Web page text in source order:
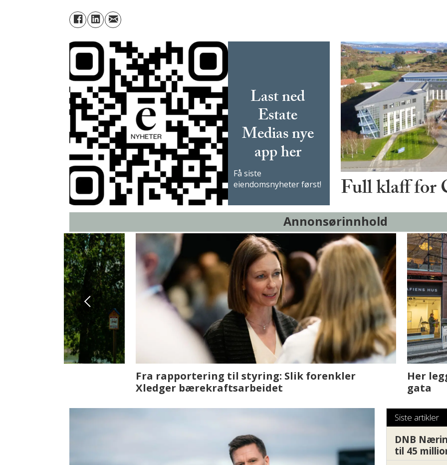
Last ned
Estate
Medias nye
app her
Få siste
eiendomsnyheter først!
Full klaff for
Annonsørinnhold
Fenistra endrer eiendomsbransjen med AI. Slik
ser vi på fremtiden
Det er i Drammen
Siste artikler
DNB
til 45